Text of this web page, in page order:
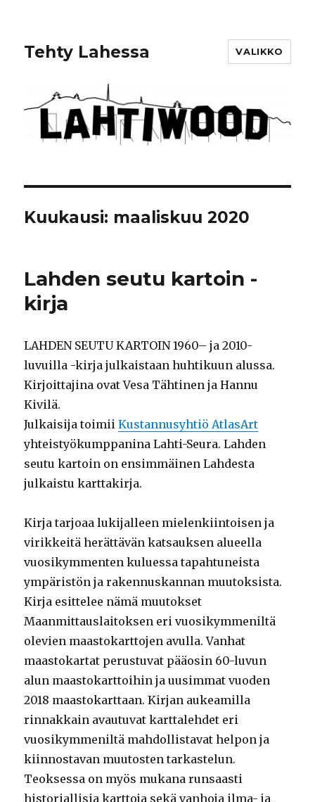
Tehty Lahessa VALIKKO
Kuukausi: maaliskuu 2020
Lahden seutu kartoin -
kirja
LAHDEN SEUTU KARTOIN 1960– ja 2010-
luvuilla -kirja julkaistaan huhtikuun alussa.
Kirjoittajina ovat Vesa Tähtinen ja Hannu
Kivilä.
Julkaisija toimiiKustannusyhtiö AtlasArt
yhteistyökumppanina Lahti-Seura. Lahden
seutu kartoin on ensimmäinen Lahdesta
julkaistu karttakirja.
Kirja tarjoaa lukijalleen mielenkiintoisen ja
virikkeitä herättävän katsauksen alueella
vuosikymmenten kuluessa tapahtuneista
ympäristön ja rakennuskannan muutoksista.
Kirja esittelee nämä muutokset
Maanmittauslaitoksen eri vuosikymmeniltä
olevien maastokarttojen avulla. Vanhat
maastokartat perustuvat pääosin 60-luvun
alun maastokarttoihin ja uusimmat vuoden
2018 maastokarttaan. Kirjan aukeamilla
rinnakkain avautuvat karttalehdet eri
vuosikymmeniltä mahdollistavat helpon ja
kiinnostavan muutosten tarkastelun.
Teoksessa on myös mukana runsaasti
historiallisia karttoja sekä vanhoja ilma- ja